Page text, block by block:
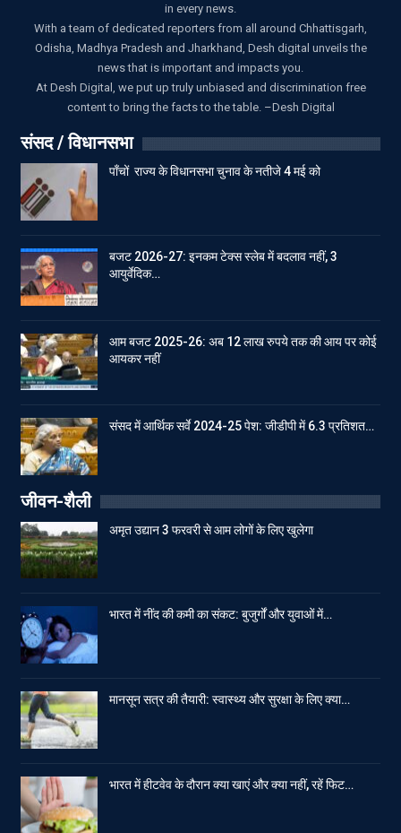
in every news.
With a team of dedicated reporters from all around Chhattisgarh,
Odisha, Madhya Pradesh and Jharkhand, Desh digital unveils the
news that is important and impacts you.
At Desh Digital, we put up truly unbiased and discrimination free
content to bring the facts to the table. –Desh Digital
संसद / विधानसभा
पाँचों राज्य के विधानसभा चुनाव के नतीजे 4 मई को
बजट 2026-27: इनकम टेक्स स्लेब में बदलाव नहीं, 3
आयुर्वेदिक…
आम बजट 2025-26: अब 12 लाख रुपये तक की आय पर कोई
आयकर नहीं
संसद में आर्थिक सर्वे 2024-25 पेश: जीडीपी में 6.3 प्रतिशत…
जीवन-शैली
अमृत उद्यान 3 फरवरी से आम लोगों के लिए खुलेगा
भारत में नींद की कमी का संकट: बुजुर्गों और युवाओं में…
मानसून सत्र की तैयारी: स्वास्थ्य और सुरक्षा के लिए क्या…
भारत में हीटवेव के दौरान क्या खाएं और क्या नहीं, रहें फिट…